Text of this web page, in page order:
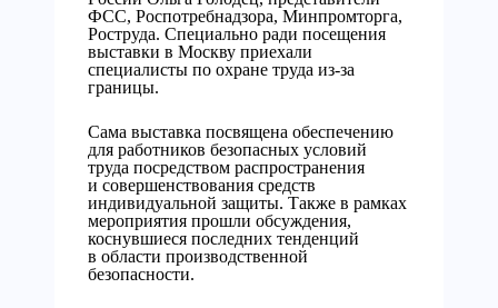
ФСС, Роспотребнадзора, Минпромторга,
Роструда. Специально ради посещения
выставки в Москву приехали
специалисты по охране труда из-за
границы.
Сама выставка посвящена обеспечению
для работников безопасных условий
труда посредством распространения
и совершенствования средств
индивидуальной защиты. Также в рамках
мероприятия прошли обсуждения,
коснувшиеся последних тенденций
в области производственной
безопасности.